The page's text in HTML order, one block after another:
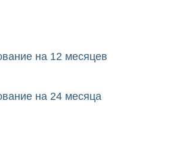
на 12 месяцев
на 24 месяца